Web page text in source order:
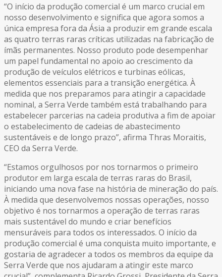
“O início da produção comercial é um marco crucial em
nosso desenvolvimento e significa que agora somos a
única empresa fora da Ásia a produzir em grande escala
as quatro terras raras críticas utilizadas na fabricação de
ímãs permanentes. Nosso produto pode desempenhar
um papel fundamental no apoio ao crescimento da
produção de veículos elétricos e turbinas eólicas,
elementos essenciais para a transição energética. À
medida que nos preparamos para atingir a capacidade
nominal, a Serra Verde também está trabalhando para
estabelecer parcerias na cadeia produtiva a fim de apoiar
o estabelecimento de cadeias de abastecimento
sustentáveis e de longo prazo”, afirma Thras Moraitis,
CEO da Serra Verde.
“Estamos orgulhosos por nos tornarmos o primeiro
produtor em larga escala de terras raras do Brasil,
iniciando uma nova fase na história de mineração do país.
À medida que desenvolvemos nossas operações, nosso
objetivo é nos tornarmos a operação de terras raras
mais sustentável do mundo e criar benefícios
mensuráveis para todos os interessados. O início da
produção comercial é uma conquista muito importante, e
gostaria de agradecer a todos os membros da equipe da
Serra Verde que nos ajudaram a atingir este marco